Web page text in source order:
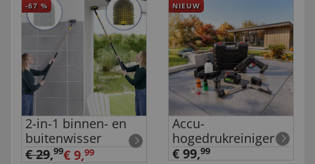
-67 %
2-in-1 binnen- en
buitenwisser
€ 29,99€ 9,99
NIEUW
Accu-
hogedrukreiniger
€ 99,99